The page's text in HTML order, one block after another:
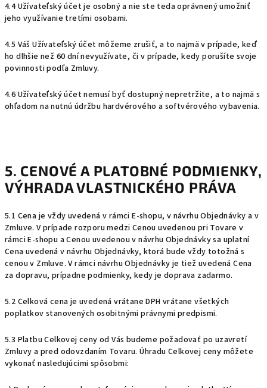
4.4 Užívateľský účet je osobný a nie ste teda oprávnený umožniť
jeho využívanie tretími osobami.
4.5 Váš Užívateľský účet môžeme zrušiť, a to najmä v prípade, keď
ho dlhšie než 60 dní nevyužívate, či v prípade, kedy porušíte svoje
povinnosti podľa Zmluvy.
4.6 Užívateľský účet nemusí byť dostupný nepretržite, a to najmä s
ohľadom na nutnú údržbu hardvérového a softvérového vybavenia.
5. CENOVÉ A PLATOBNÉ PODMIENKY,
VÝHRADA VLASTNICKÉHO PRÁVA
5.1 Cena je vždy uvedená v rámci E-shopu, v návrhu Objednávky a v
Zmluve. V prípade rozporu medzi Cenou uvedenou pri Tovare v
rámci E-shopu a Cenou uvedenou v návrhu Objednávky sa uplatní
Cena uvedená v návrhu Objednávky, ktorá bude vždy totožná s
cenou v Zmluve. V rámci návrhu Objednávky je tiež uvedená Cena
za dopravu, prípadne podmienky, kedy je doprava zadarmo.
5.2 Celková cena je uvedená vrátane DPH vrátane všetkých
poplatkov stanovených osobitnými právnymi predpismi.
5.3 Platbu Celkovej ceny od Vás budeme požadovať po uzavretí
Zmluvy a pred odovzdaním Tovaru. Úhradu Celkovej ceny môžete
vykonať nasledujúcimi spôsobmi: